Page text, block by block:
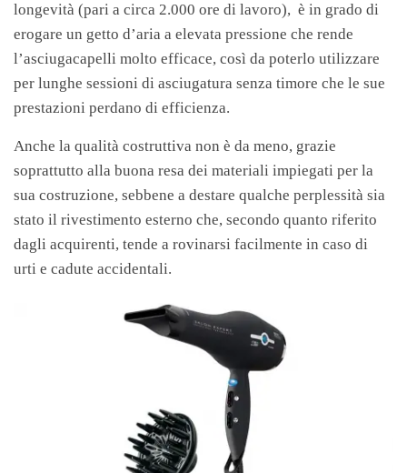
longevità (pari a circa 2.000 ore di lavoro), è in grado di
erogare un getto d’aria a elevata pressione che rende
l’asciugacapelli molto efficace, così da poterlo utilizzare
per lunghe sessioni di asciugatura senza timore che le sue
prestazioni perdano di efficienza.
Anche la qualità costruttiva non è da meno, grazie
soprattutto alla buona resa dei materiali impiegati per la
sua costruzione, sebbene a destare qualche perplessità sia
stato il rivestimento esterno che, secondo quanto riferito
dagli acquirenti, tende a rovinarsi facilmente in caso di
urti e cadute accidentali.